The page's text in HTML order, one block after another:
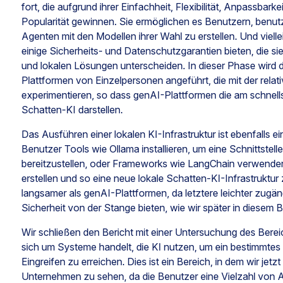
fort, die aufgrund ihrer Einfachheit, Flexibilität,
Popularität gewinnen. Sie ermöglichen es Benutzern,
Agenten mit den Modellen ihrer Wahl zu erstellen. Und
einige Sicherheits- und Datenschutzgarantien bieten, die
und lokalen Lösungen unterscheiden. In dieser Phase wird
Plattformen von Einzelpersonen angeführt, die mit der
experimentieren, so dass genAI-Plattformen die am
Schatten-KI darstellen.
Das Ausführen einer lokalen KI-Infrastruktur ist ebenfalls
Benutzer Tools wie Ollama installieren, um eine
bereitzustellen, oder Frameworks wie LangChain
erstellen und so eine neue lokale Schatten-KI-
langsamer als genAI-Plattformen, da letztere leichter
Sicherheit von der Stange bieten, wie wir später in diesem
Wir schließen den Bericht mit einer Untersuchung des
sich um Systeme handelt, die KI nutzen, um ein
Eingreifen zu erreichen. Dies ist ein Bereich, in dem wir
Unternehmen zu sehen, da die Benutzer eine Vielzahl